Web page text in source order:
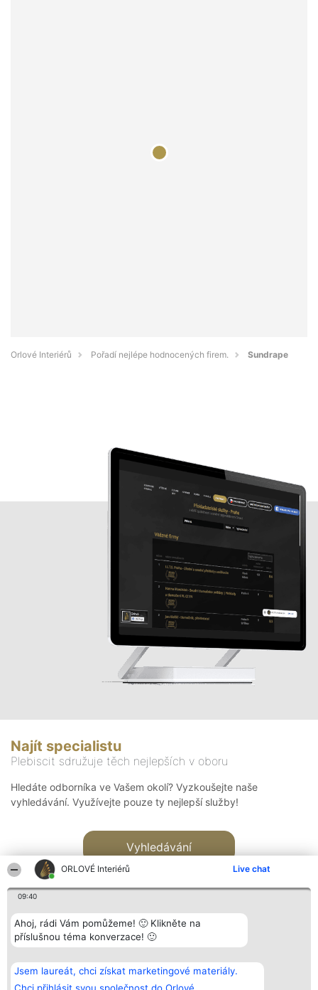
ORLOVÉ Interiérů Live chat
09:40
Ahoj, rádi Vám pomůžeme! 🙂 Klikněte na
příslušnou téma konverzace! 🙂
Jsem laureát, chci získat marketingové materiály.
Orlové Interiérů Pořadí nejlépe hodnocených firem. Sundrape
Najít specialistu
Plebiscit sdružuje těch nejlepších v oboru
Hledáte odborníka ve Vašem okolí? Vyzkoušejte naše
vyhledávání. Využívejte pouze ty nejlepší služby!
Vyhledávání
Bright Side Solutions sp. z o.
o. sp. k.
ul. Ruska 22
Vítězové
Seznam všech
laureátů
Kontakt